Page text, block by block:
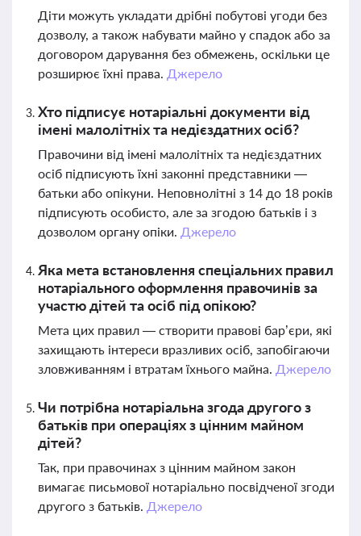
Діти можуть укладати дрібні побутові угоди без
дозволу, а також набувати майно у спадок або за
договором дарування без обмежень, оскільки це
розширює їхні права. Джерело
Хто підписує нотаріальні документи від
імені малолітніх та недієздатних осіб?
Правочини від імені малолітніх та недієздатних
осіб підписують їхні законні представники —
батьки або опікуни. Неповнолітні з 14 до 18 років
підписують особисто, але за згодою батьків і з
дозволом органу опіки. Джерело
Яка мета встановлення спеціальних правил
нотаріального оформлення правочинів за
участю дітей та осіб під опікою?
Мета цих правил — створити правові бар’єри, які
захищають інтереси вразливих осіб, запобігаючи
зловживанням і втратам їхнього майна. Джерело
Чи потрібна нотаріальна згода другого з
батьків при операціях з цінним майном
дітей?
Так, при правочинах з цінним майном закон
вимагає письмової нотаріально посвідченої згоди
другого з батьків. Джерело